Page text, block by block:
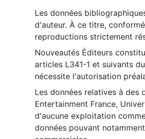
Les données
d'auteur. À ce titre,
reproductions strictement
Nouveautés Éditeurs
articles L341-1 et suivants
nécessite l'autorisation
Les données relatives à des
Entertainment France,
d'aucune exploitation
données pouvant